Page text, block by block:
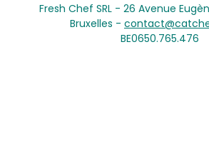
Fresh Chef SRL - 26 Avenue
Bruxelles -
BE0650.765.476